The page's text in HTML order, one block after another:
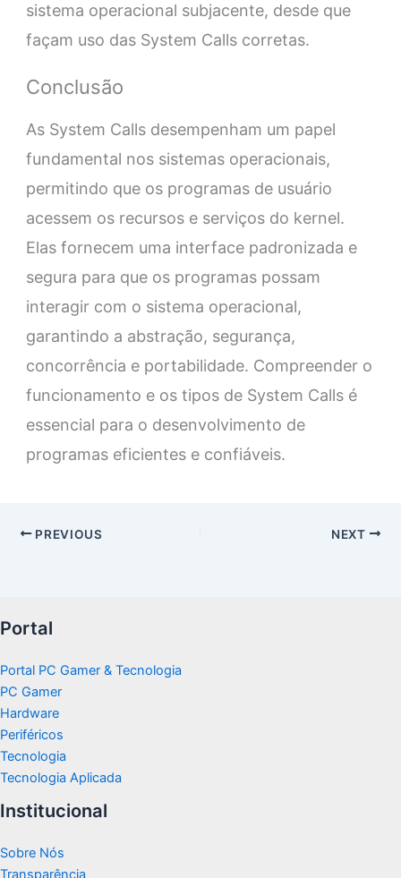
sistema operacional subjacente, desde que
façam uso das System Calls corretas.
Conclusão
As System Calls desempenham um papel
fundamental nos sistemas operacionais,
permitindo que os programas de usuário
acessem os recursos e serviços do kernel.
Elas fornecem uma interface padronizada e
segura para que os programas possam
interagir com o sistema operacional,
garantindo a abstração, segurança,
concorrência e portabilidade. Compreender o
funcionamento e os tipos de System Calls é
essencial para o desenvolvimento de
programas eficientes e confiáveis.
PREVIOUS NEXT
Portal
Portal PC Gamer & Tecnologia
PC Gamer
Hardware
Periféricos
Tecnologia
Tecnologia Aplicada
Institucional
Sobre Nós
Transparência